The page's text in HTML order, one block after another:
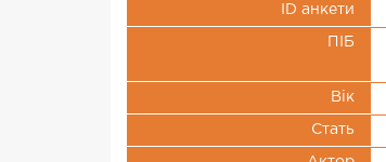
ID анкети
ПІБ
Вік
Стать